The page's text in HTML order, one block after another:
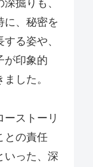
掘りも、
に、秘密を
る姿や、
が印象的
した。
ーストーリ
との責任
いった、深